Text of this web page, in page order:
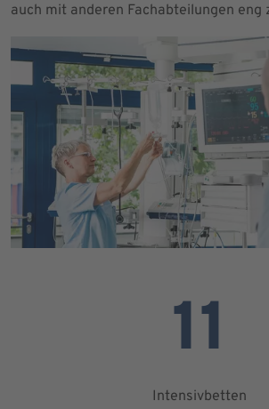
auch mit anderen Fachabteilungen eng
11
Intensivbetten